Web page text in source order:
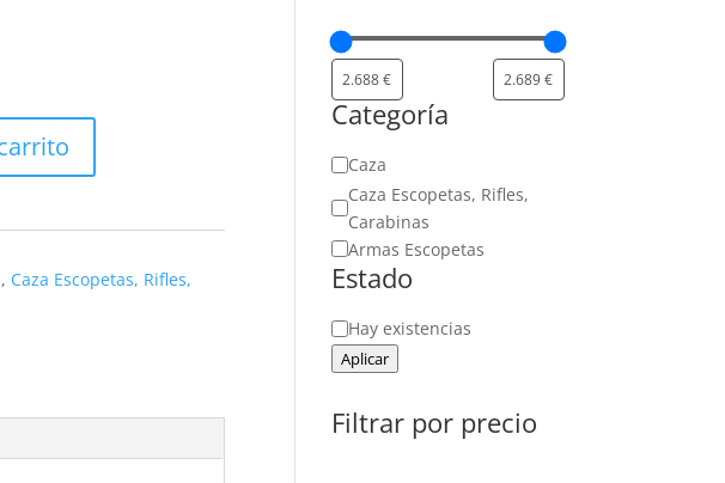
, Caza Escopetas, Rifles,
Categoría
Categoría
Caza
Caza Escopetas, Rifles,
Carabinas
Armas Escopetas
Estado
Estado
Hay existencias
Aplicar
Filtrar por precio